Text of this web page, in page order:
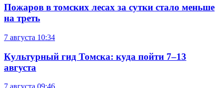
Пожаров в томских лесах за сутки стало меньше
на треть
7 августа 10:34
Культурный гид Томска: куда пойти 7–13
августа